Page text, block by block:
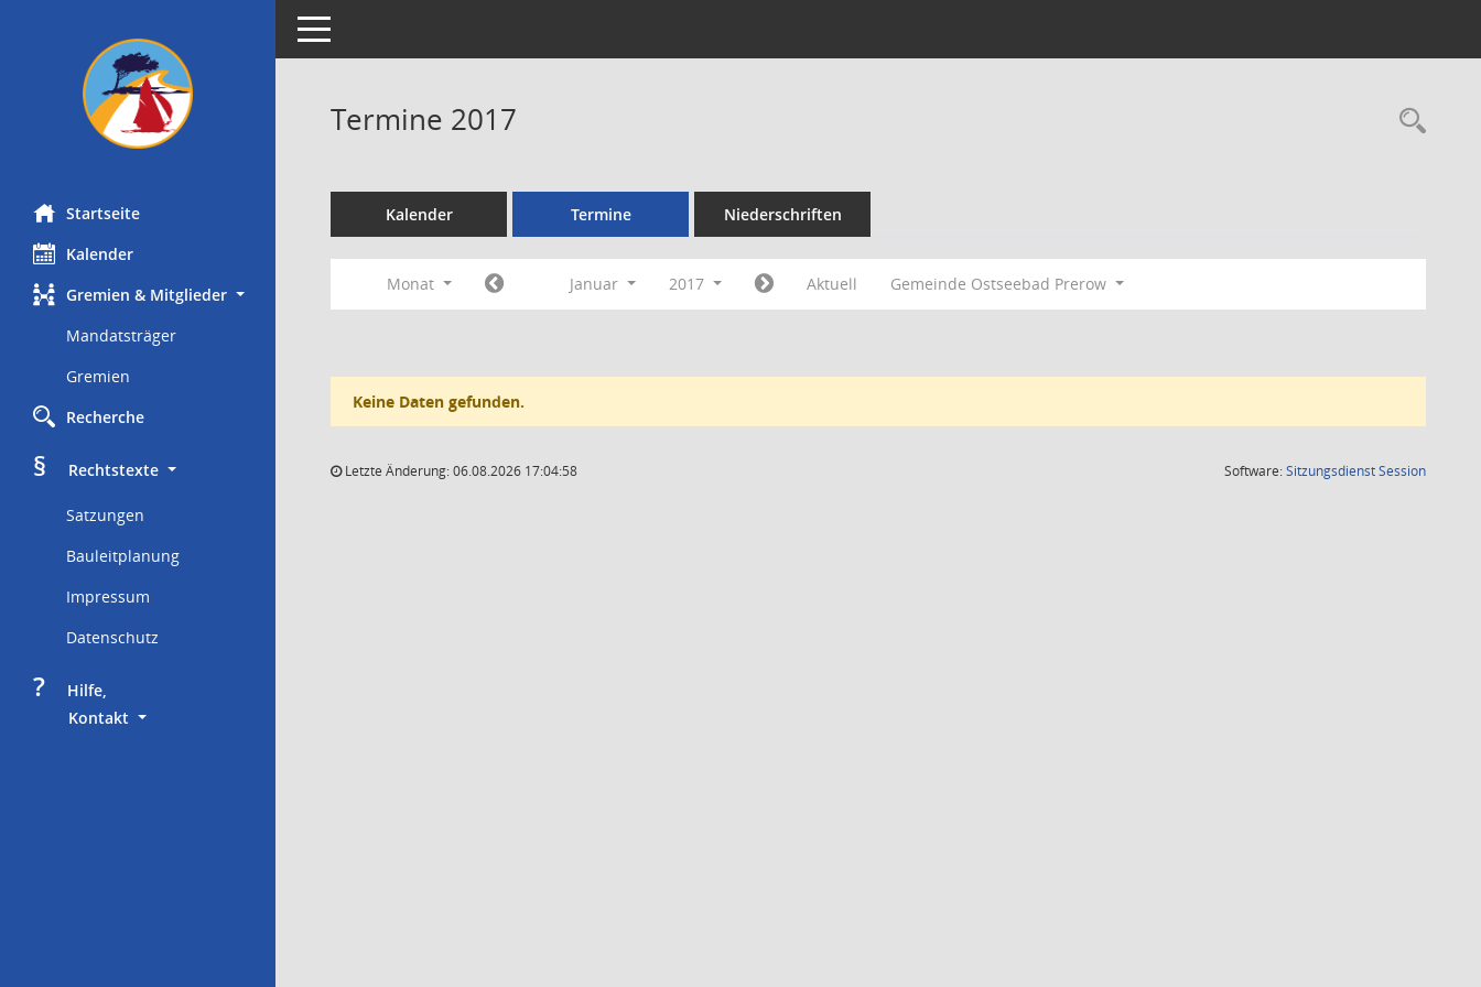
Startseite
Kalender
Gremien & Mitglieder
Mandatsträger
Gremien
Recherche
§
     Rechtstexte
Satzungen
Bauleitplanung
Impressum
Datenschutz
?
     Hilfe,
Kontakt
Toggle navigation
Termine 2017
Kalender Termine Niederschriften
Monat Januar 2017 Aktuell Gemeinde Ostseebad Prerow
Keine Daten gefunden.
Letzte Änderung: 06.08.2026 17:04:58 Software:SitzungsdienstSession(Wird in